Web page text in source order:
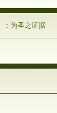
：为圣之证据